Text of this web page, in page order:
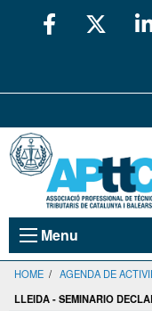
Menu
HOME / AGENDA DE
LLEIDA - SEMINARIO